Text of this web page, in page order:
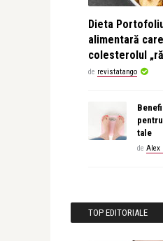
Dieta
alimentară
colesterolul
de revistatango
tale
de Alex
TOP EDITORIALE